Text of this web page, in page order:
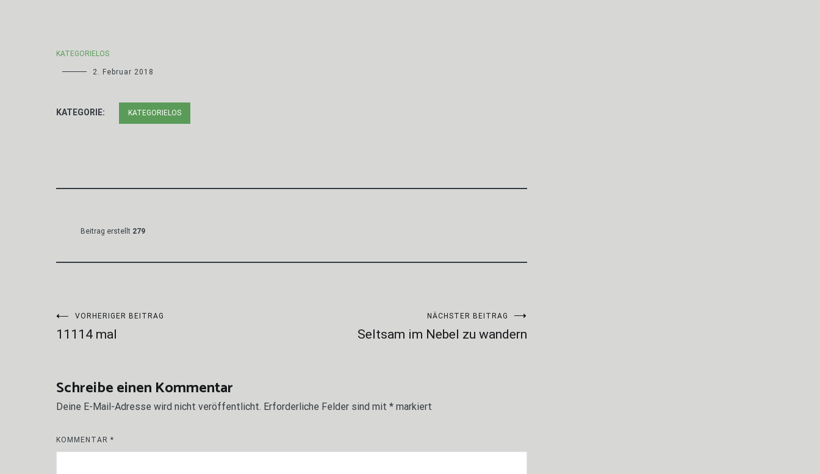
KATEGORIELOS
2. Februar 2018
KATEGORIE: KATEGORIELOS
Beitrag erstellt 279
Beitragsnavigation
VORHERIGER BEITRAG
11114 mal
NÄCHSTER BEITRAG
Seltsam im Nebel zu wandern
Schreibe einen Kommentar
Deine E-Mail-Adresse wird nicht veröffentlicht. Erforderliche Felder sind mit * markiert
KOMMENTAR *